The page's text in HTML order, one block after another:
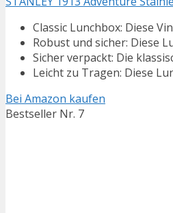
Classic Lunchbox: Diese
Robust und sicher: Diese
Sicher verpackt: Die
Leicht zu Tragen: Diese
Bei Amazon kaufen
Bestseller Nr. 7